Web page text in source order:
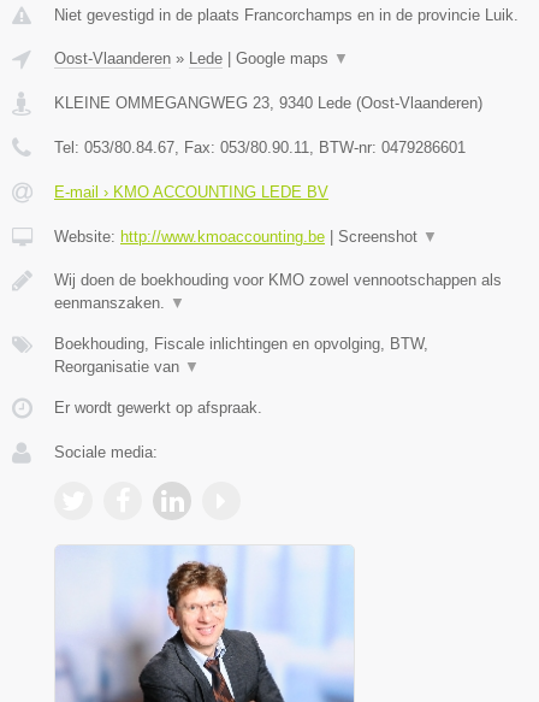
Niet gevestigd in de plaats Francorchamps en in de provincie Luik.
Oost-Vlaanderen » Lede | Google maps ▼
KLEINE OMMEGANGWEG 23 9340 Lede (Oost-Vlaanderen)
Tel: 053/80.84.67 , Fax: 053/80.90.11 , BTW-nr: 0479286601
E-mail › KMO ACCOUNTING LEDE BV
Website: http://www.kmoaccounting.be | Screenshot ▼
Wij doen de boekhouding voor KMO zowel vennootschappen als
eenmanszaken.
▼
Boekhouding, Fiscale inlichtingen en opvolging, BTW,
Reorganisatie van ▼
Er wordt gewerkt op afspraak.
Sociale media: